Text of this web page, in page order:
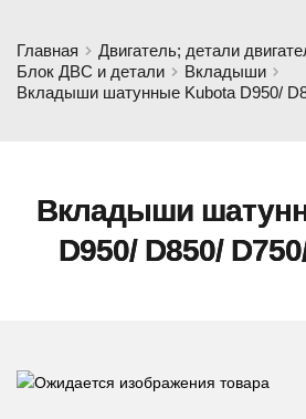
Главная
Двигатель; детали
Блок ДВС и детали
Вкладыши
Вкладыши шатунные Kubota D950/
Вкладыши
D950/ D850/